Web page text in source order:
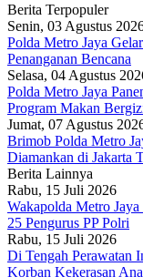
Berita Terpopuler
Senin, 03 Agustus
Polda Metro Jaya
Penanganan Bencana
Selasa, 04 Agustus
Polda Metro Jaya
Program Makan
Jumat, 07 Agustus
Brimob Polda Metro
Diamankan di Jakarta
Berita Lainnya
Rabu, 15 Juli 2026
Wakapolda Metro Jaya
25 Pengurus PP Polri
Rabu, 15 Juli 2026
Di Tengah Perawatan
Korban Kekerasan